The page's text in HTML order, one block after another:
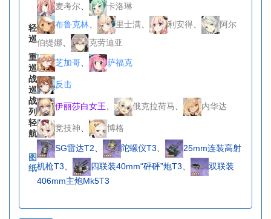
麦考尔
卡洛琳
轻
巡
布鲁克林 里士满 利安得
阿尔
伯缇娜
克劳迪亚
重
巡
芝加哥
萨福克
战
巡
反击
战
列
伊丽莎白女王 俄克拉荷马
内华达
轻
航
竞技神 博格
图
纸
SG雷达T2 陀螺仪T3
25mm连装高射
机枪T3
四联装40mm“砰砰”炮T3
双联装
406mm主炮Mk5T3